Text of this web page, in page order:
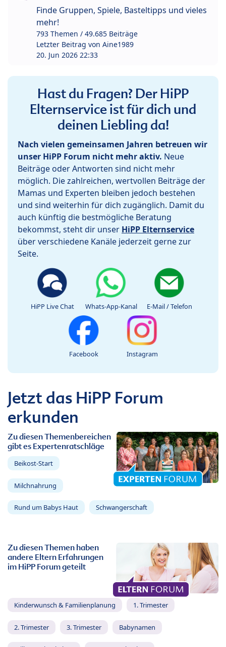
Finde Gruppen, Spiele, Basteltipps und vieles
mehr!
793 Themen / 49.685 Beiträge
Letzter Beitrag von Aine1989
20. Jun 2026 22:33
Hast du Fragen? Der HiPP
Elternservice ist für dich und
deinen Liebling da!
Nach vielen gemeinsamen Jahren betreuen wir
unser HiPP Forum nicht mehr aktiv. Neue
Beiträge oder Antworten sind nicht mehr
möglich. Die zahlreichen, wertvollen Beiträge der
Mamas und Experten bleiben jedoch bestehen
und sind weiterhin für dich zugänglich. Damit du
auch künftig die bestmögliche Beratung
bekommst, steht dir unser HiPP Elternservice
über verschiedene Kanäle jederzeit gerne zur
Seite.
HiPP Live Chat Whats-App-Kanal E-Mail / Telefon
Facebook Instagram
Jetzt das HiPP Forum
erkunden
Zu diesen Themenbereichen
gibt es Expertenratschläge
Beikost-Start
Milchnahrung
Rund um Babys Haut Schwangerschaft
Zu diesen Themen haben
andere Eltern Erfahrungen
im HiPP Forum geteilt
Kinderwunsch & Familienplanung 1. Trimester
2. Trimester 3. Trimester Babynamen